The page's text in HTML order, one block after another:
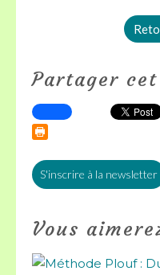
Partager
S'inscrire à la newsletter
Vous